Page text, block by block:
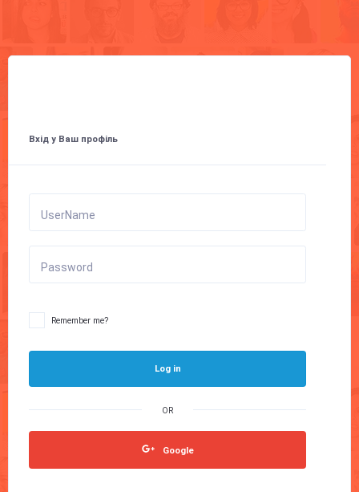
Вхід у Ваш профіль
UserName
Password
Remember me?
Log in
Google